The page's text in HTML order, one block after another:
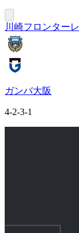
川崎フロンターレ
ガンバ大阪
4-2-3-1